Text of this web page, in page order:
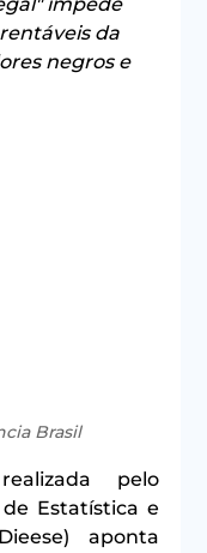
da
negros e
Brasil
pelo
Estatística e
aponta